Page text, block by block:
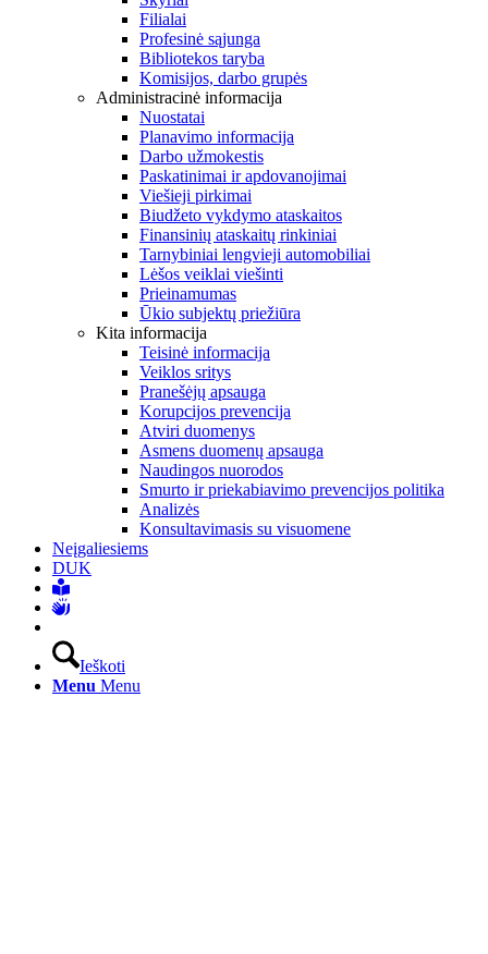
Filialai
Profesinė sąjunga
Bibliotekos taryba
Komisijos, darbo grupės
Administracinė informacija
Nuostatai
Planavimo informacija
Darbo užmokestis
Paskatinimai ir apdovanojimai
Viešieji pirkimai
Biudžeto vykdymo ataskaitos
Finansinių ataskaitų rinkiniai
Tarnybiniai lengvieji automobiliai
Lėšos veiklai viešinti
Prieinamumas
Ūkio subjektų priežiūra
Kita informacija
Teisinė informacija
Veiklos sritys
Pranešėjų apsauga
Korupcijos prevencija
Atviri duomenys
Asmens duomenų apsauga
Naudingos nuorodos
Smurto ir priekabiavimo prevencijos politika
Analizės
Konsultavimasis su visuomene
Neįgaliesiems
DUK
Ieškoti
Menu Menu